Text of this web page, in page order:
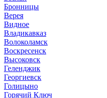
Бронницы
Верея
Видное
Владикавказ
Волоколамск
Воскресенск
Высоковск
Геленджик
Георгиевск
Голицыно
Горячий Ключ